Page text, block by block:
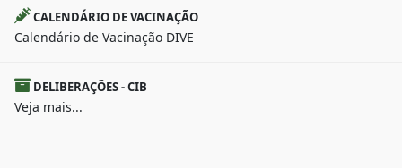
CALENDÁRIO DE VACINAÇÃO
Calendário de Vacinação DIVE
DELIBERAÇÕES - CIB
Veja mais...